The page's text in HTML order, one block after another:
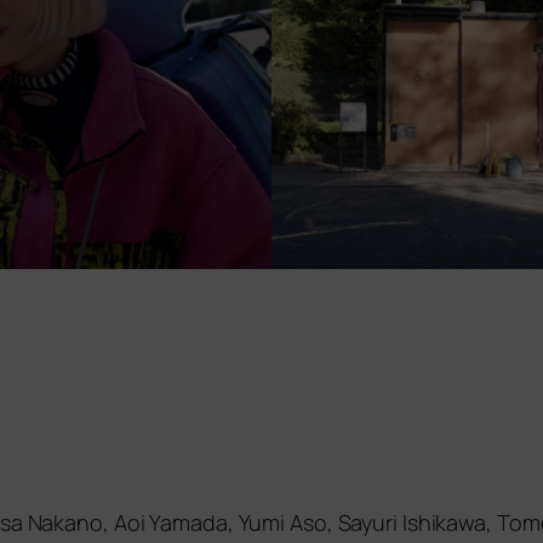
Nakano, Aoi Yamada, Yumi Aso, Sayuri Ishikawa,